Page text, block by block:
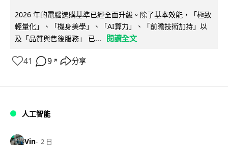
2026 年的電腦選購基準已經全面升級。除了基本效能，「極致
輕量化」、「機身美學」、「AI算力」、「前瞻技術加持」以
及「品質與售後服務」 已...
閱讀全文
41 9 ↗ 分享
人工智能
Vin 2 日